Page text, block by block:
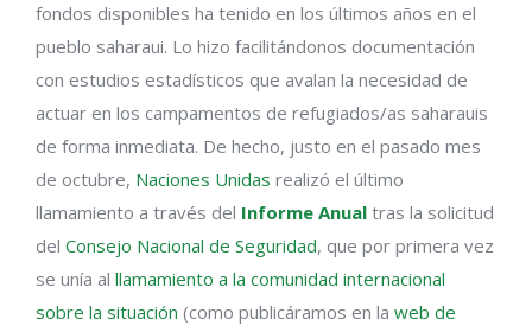
fondos disponibles ha tenido en los últimos años en el
pueblo saharaui. Lo hizo facilitándonos documentación
con estudios estadísticos que avalan la necesidad de
actuar en los campamentos de refugiados/as saharauis
de forma inmediata. De hecho, justo en el pasado mes
de octubre, Naciones Unidas realizó el último
llamamiento a través del Informe Anual tras la solicitud
del Consejo Nacional de Seguridad, que por primera vez
se unía al llamamiento a la comunidad internacional
sobre la situación (como publicáramos en la web de